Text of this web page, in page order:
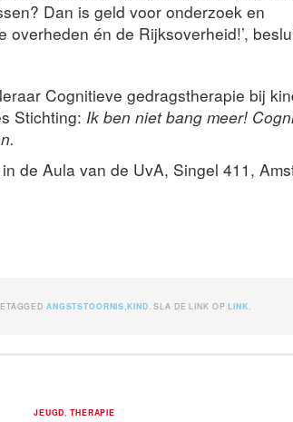
Dan is geld voor onderzoek en
én de Rijksoverheid!’,
Cognitieve gedragstherapie bij
Stichting: Ik ben niet bang meer!
de Aula van de UvA, Singel 411,
ANGSTSTOORNIS ,KIND . SLA DE LINK OPLINK
JEUGD ,THERAPIE